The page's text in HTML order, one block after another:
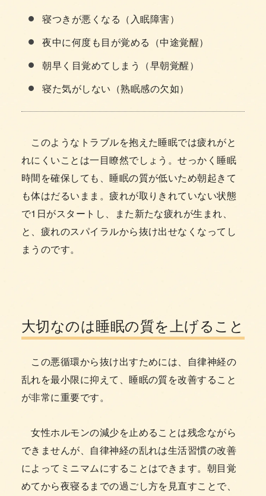
寝つきが悪くなる（入眠障害）
夜中に何度も目が覚める（中途覚醒）
朝早く目覚めてしまう（早朝覚醒）
寝た気がしない（熟眠感の欠如）
このようなトラブルを抱えた睡眠では疲れがと
れにくいことは一目瞭然でしょう。せっかく睡眠
時間を確保しても、睡眠の質が低いため朝起きて
も体はだるいまま。疲れが取りきれていない状態
で1日がスタートし、また新たな疲れが生まれ、
と、疲れのスパイラルから抜け出せなくなってし
まうのです。
大切なのは睡眠の質を上げること
この悪循環から抜け出すためには、自律神経の
乱れを最小限に抑えて、睡眠の質を改善すること
が非常に重要です。
女性ホルモンの減少を止めることは残念ながら
できませんが、自律神経の乱れは生活習慣の改善
によってミニマムにすることはできます。朝目覚
めてから夜寝るまでの過ごし方を見直すことで、